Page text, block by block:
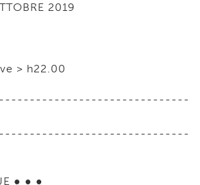
2019
> h22.00
● ● ●